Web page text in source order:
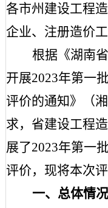
各市州建设工程
企业、注册造价工
根据《湖南
开展2023年第一
评价的通知》（
求，省建设工程
展了2023年第一
评价，现将本次
一、总体情况